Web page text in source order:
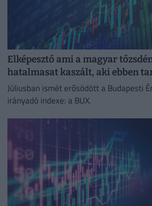
Elképesztő ami a magyar
hatalmasat kaszált, aki ebben
Júliusban ismét erősödött a Budapesti
irányadó indexe: a BUX.